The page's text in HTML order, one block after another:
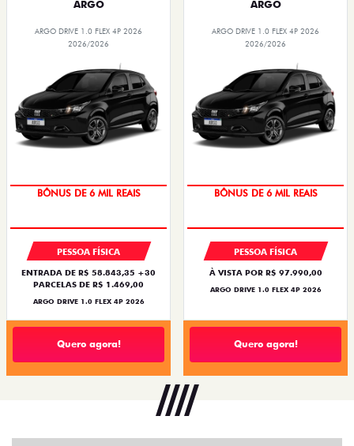
ARGO
ARGO DRIVE 1.0 FLEX 4P 2026
2026/2026
BÔNUS DE 6 MIL REAIS
PESSOA FÍSICA
ENTRADA DE R$ 58.843,35 +30
PARCELAS DE R$ 1.469,00
ARGO DRIVE 1.0 FLEX 4P 2026
Quero agora!
ARGO
ARGO DRIVE 1.0 FLEX 4P 2026
2026/2026
BÔNUS DE 6 MIL REAIS
PESSOA FÍSICA
À VISTA POR R$ 97.990,00
ARGO DRIVE 1.0 FLEX 4P 2026
Quero agora!